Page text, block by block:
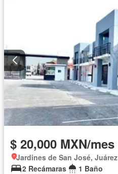
$ 20,000 MXN/mes
Jardines de San José, Juárez
2 Recámaras
1 Baño